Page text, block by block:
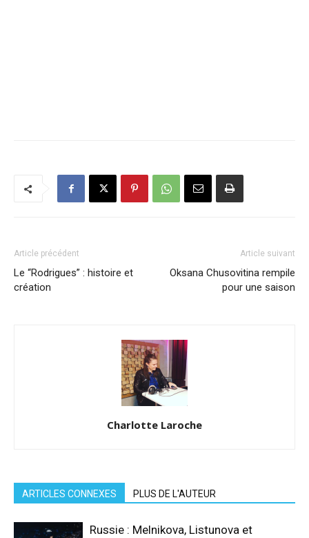
Article précédent
Le “Rodrigues” : histoire et
création
Article suivant
Oksana Chusovitina rempile
pour une saison
Charlotte Laroche
ARTICLES CONNEXES PLUS DE L'AUTEUR
Russie : Melnikova, Listunova et